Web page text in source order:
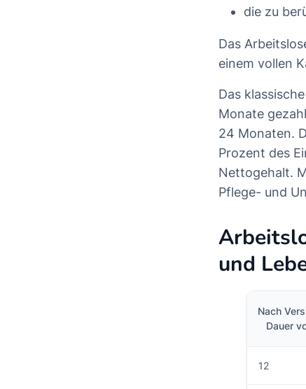
die zu
Das
einem vollen
Das
Monate
24 Monaten.
Prozent des
Nettogehalt.
Pflege- und
und
Nach
Dauer
12